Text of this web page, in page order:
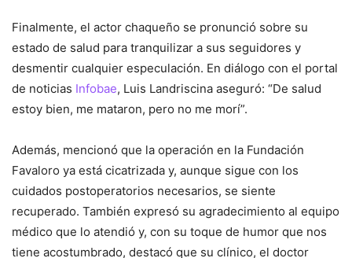
Finalmente, el actor chaqueño se pronunció sobre su
estado de salud para tranquilizar a sus seguidores y
desmentir cualquier especulación. En diálogo con el portal
de noticias Infobae, Luis Landriscina aseguró: “De salud
estoy bien, me mataron, pero no me morí”.
Además, mencionó que la operación en la Fundación
Favaloro ya está cicatrizada y, aunque sigue con los
cuidados postoperatorios necesarios, se siente
recuperado. También expresó su agradecimiento al equipo
médico que lo atendió y, con su toque de humor que nos
tiene acostumbrado, destacó que su clínico, el doctor